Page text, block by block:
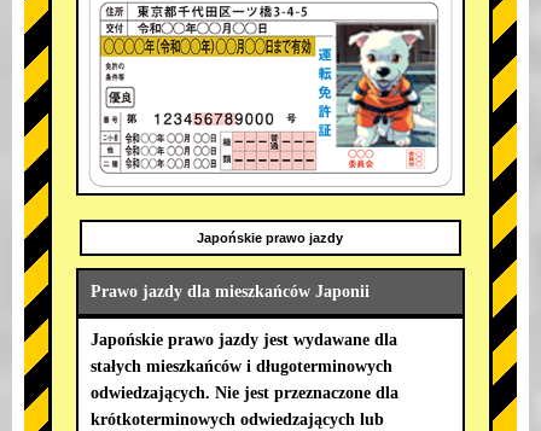
Japońskie prawo jazdy
Prawo jazdy dla mieszkańców Japonii
Japońskie prawo jazdy jest wydawane dla
stałych mieszkańców i długoterminowych
odwiedzających. Nie jest przeznaczone dla
krótkoterminowych odwiedzających lub